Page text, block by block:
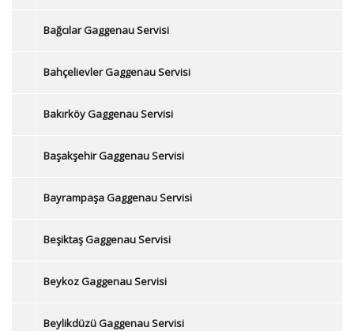
Bağcılar Gaggenau Servisi
Bahçelievler Gaggenau Servisi
Bakırköy Gaggenau Servisi
Başakşehir Gaggenau Servisi
Bayrampaşa Gaggenau Servisi
Beşiktaş Gaggenau Servisi
Beykoz Gaggenau Servisi
Beylikdüzü Gaggenau Servisi